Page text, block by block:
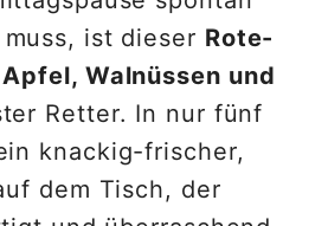
ist dieser Rote-
Walnüssen und
Retter. In nur fünf
knackig-frischer,
dem Tisch, der